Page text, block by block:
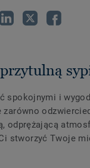
spokojnymi i
zarówno
odprężającą
stworzyć Twoje